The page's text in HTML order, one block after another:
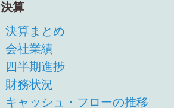
決算
決算まとめ
会社業績
四半期進捗
財務状況
キャッシュ・フローの推移